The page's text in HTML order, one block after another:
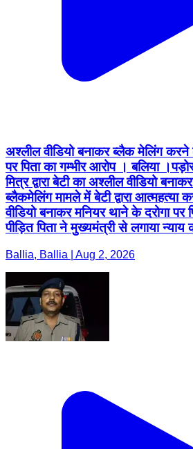
अश्लील वीडियो बनाकर ब्लैक मेलिंग
पर पिता का गम्भीर आरोप । बलिया
मित्र द्वारा बेटी का अश्लील वीडियो
ब्लैकमेलिंग मामले में बेटी द्वारा आत्महत्या
वीडियो बनाकर मनियर थाने के दरोगा पर
पीड़ित पिता ने मुख्यमंत्री से लगाया न्याय
Ballia, Ballia | Aug 2, 2026